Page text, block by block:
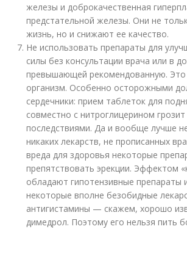
железы и доброкачественная
предстательной железы. Они не
жизнь, но и снижают ее качество.
Не использовать препараты для
силы без консультации врача или в
превышающей рекомендованную.
организм. Особенно осторожными
сердечники: прием таблеток для
совместно с нитроглицерином
последствиями. Да и вообще лучше
никаких лекарств, не прописанных
вреда для здоровья некоторые
препятствовать эрекции. Эффектом
обладают гипотензивные препараты
некоторые вполне безобидные
антигистамины — скажем, хорошо
димедрол. Поэтому его нельзя пить